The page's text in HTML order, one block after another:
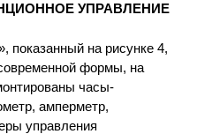
УПРАВЛЕНИЕ
показанный на рисунке 4,
формы, на
часы-
амперметр,
управления